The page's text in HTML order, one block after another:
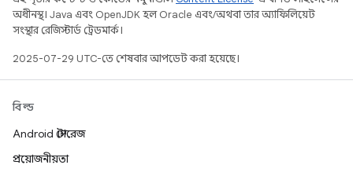
অধীনস্থ। Java এবং OpenJDK হল Oracle এবং/অথবা তার অ্যাফিলিয়েট
সংস্থার রেজিস্টার্ড ট্রেডমার্ক।
2025-07-29 UTC-তে শেষবার আপডেট করা হয়েছে।
বিল্ড
Android স্টোরেজ
প্রয়োজনীয়তা